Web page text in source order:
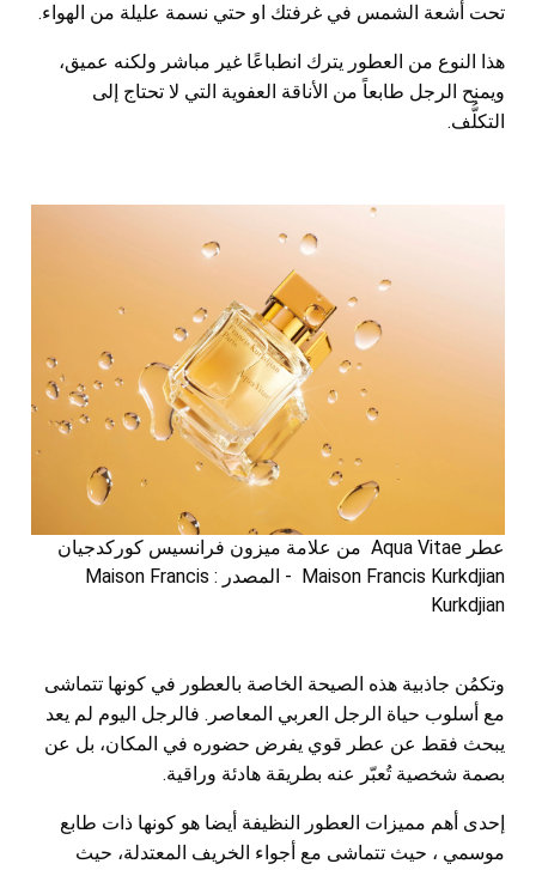
تحت أشعة الشمس في غرفتك او حتي نسمة عليلة من الهواء.
هذا النوع من العطور يترك انطباعًا غير مباشر ولكنه عميق،
ويمنح الرجل طابعاً من الأناقة العفوية التي لا تحتاج إلى
التكلُّف.
عطر Aqua Vitae من علامة ميزون فرانسيس كوركدجيان
Maison Francis Kurkdjian - المصدر : Maison Francis
Kurkdjian
وتكمُن جاذبية هذه الصيحة الخاصة بالعطور في كونها تتماشى
مع أسلوب حياة الرجل العربي المعاصر. فالرجل اليوم لم يعد
يبحث فقط عن عطر قوي يفرض حضوره في المكان، بل عن
بصمة شخصية تُعبّر عنه بطريقة هادئة وراقية.
إحدى أهم مميزات العطور النظيفة أيضا هو كونها ذات طابع
موسمي ، حيث تتماشى مع أجواء الخريف المعتدلة، حيث